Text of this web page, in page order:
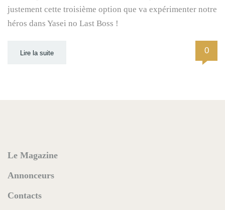
justement cette troisième option que va expérimenter notre
héros dans Yasei no Last Boss !
Lire la suite 0
Le Magazine
Annonceurs
Contacts